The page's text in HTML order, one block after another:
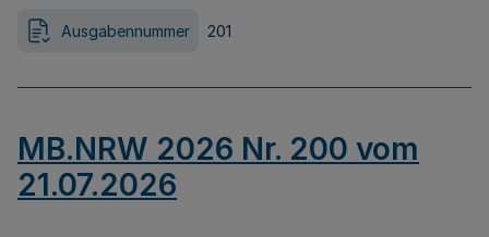
Ausgabennummer 201
MB.NRW 2026 Nr. 200 vom
21.07.2026